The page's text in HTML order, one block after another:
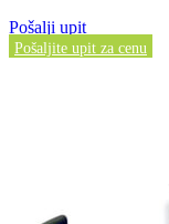
Pošalji upit
Pošaljite upit za cenu